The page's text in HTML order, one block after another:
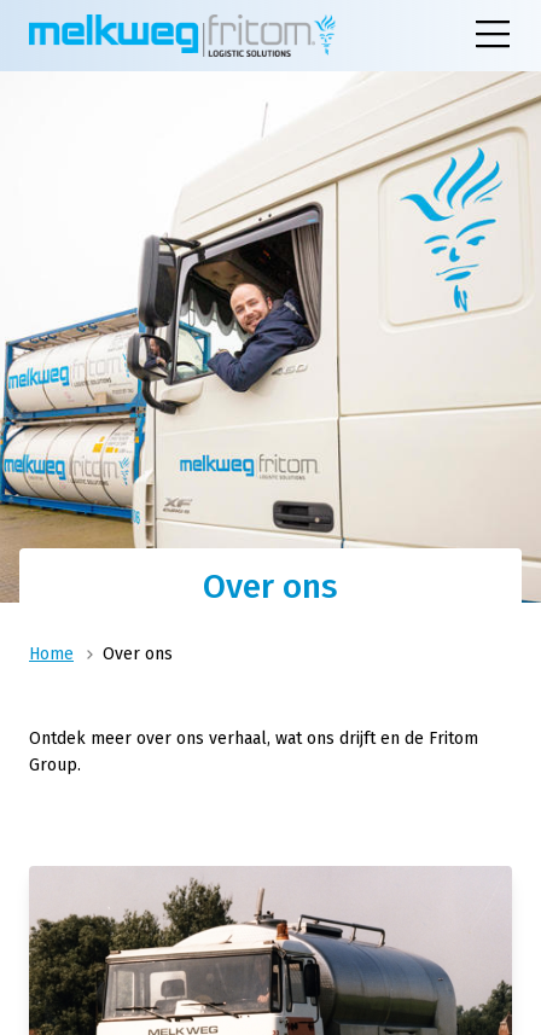
Over ons
Home Over ons
Ontdek meer over ons verhaal, wat ons drijft en de Fritom
Group.